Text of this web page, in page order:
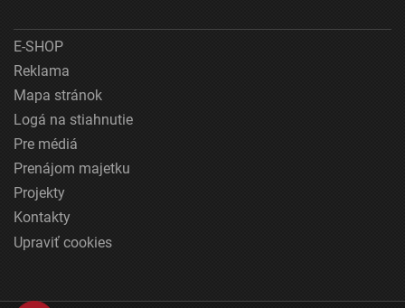
E-SHOP
Reklama
Mapa stránok
Logá na stiahnutie
Pre médiá
Prenájom majetku
Projekty
Kontakty
Upraviť cookies